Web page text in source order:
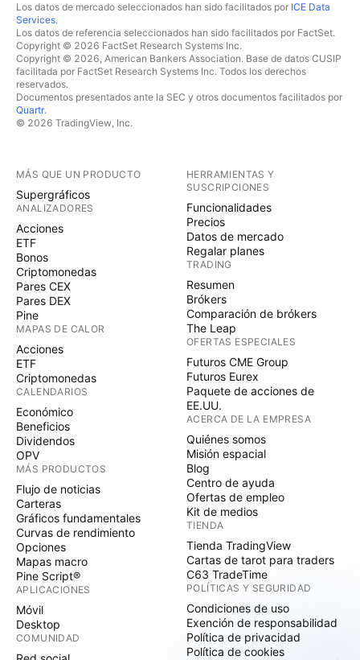
Los datos de mercado seleccionados han sido facilitados por ICE Data
Services.
Los datos de referencia seleccionados han sido facilitados por FactSet.
Copyright © 2026 FactSet Research Systems Inc.
Copyright © 2026, American Bankers Association. Base de datos CUSIP
facilitada por FactSet Research Systems Inc. Todos los derechos
reservados.
Documentos presentados ante la SEC y otros documentos facilitados por
Quartr.
© 2026 TradingView, Inc.
MÁS QUE UN PRODUCTO
Supergráficos
ANALIZADORES
Acciones
ETF
Bonos
Criptomonedas
Pares CEX
Pares DEX
Pine
MAPAS DE CALOR
Acciones
ETF
Criptomonedas
CALENDARIOS
Económico
Beneficios
Dividendos
OPV
MÁS PRODUCTOS
Flujo de noticias
Carteras
Gráficos fundamentales
Curvas de rendimiento
Opciones
Mapas macro
Pine Script®
APLICACIONES
Móvil
Desktop
COMUNIDAD
HERRAMIENTAS Y
SUSCRIPCIONES
Funcionalidades
Precios
Datos de mercado
Regalar planes
TRADING
Resumen
Brókers
Comparación de brókers
The Leap
OFERTAS ESPECIALES
Futuros CME Group
Futuros Eurex
Paquete de acciones de
EE.UU.
ACERCA DE LA EMPRESA
Quiénes somos
Misión espacial
Blog
Centro de ayuda
Ofertas de empleo
Kit de medios
TIENDA
Tienda TradingView
Cartas de tarot para traders
C63 TradeTime
POLÍTICAS Y SEGURIDAD
Condiciones de uso
Exención de responsabilidad
Política de privacidad
Política de cookies